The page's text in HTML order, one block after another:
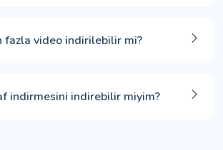
fazla video indirilebilir mi?
indirmesini indirebilir miyim?